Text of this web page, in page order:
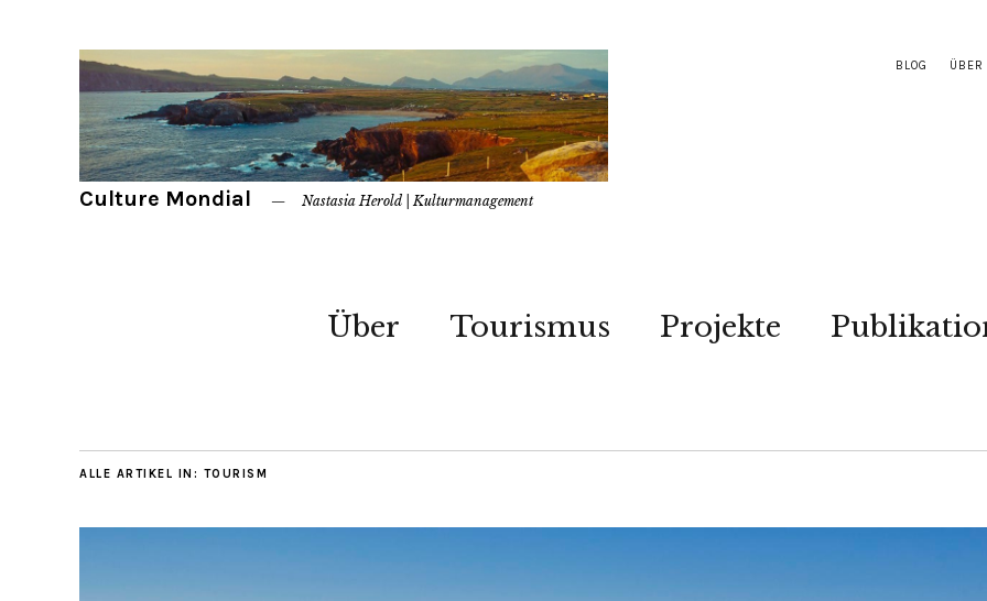
BLOG ÜBER
Culture Mondial Nastasia Herold | Kulturmanagement
Über Tourismus Projekte
ALLE ARTIKEL IN: TOURISM